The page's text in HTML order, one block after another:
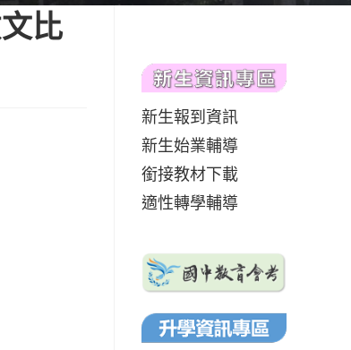
比
新生報到資訊
新生始業輔導
銜接教材下載
適性轉學輔導